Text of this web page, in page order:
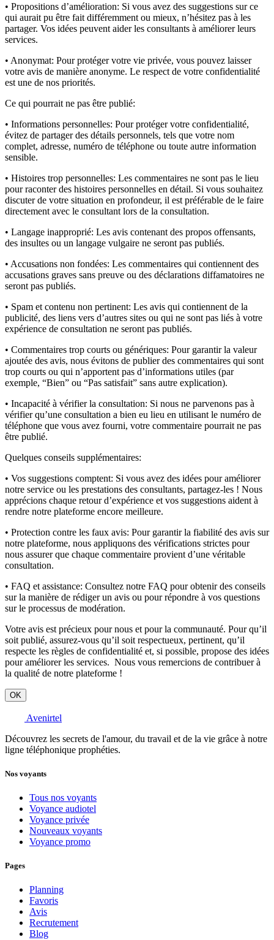
• Propositions d’amélioration: Si vous avez des suggestions sur ce
qui aurait pu être fait différemment ou mieux, n’hésitez pas à les
partager. Vos idées peuvent aider les consultants à améliorer leurs
services.
• Anonymat: Pour protéger votre vie privée, vous pouvez laisser
votre avis de manière anonyme. Le respect de votre confidentialité
est une de nos priorités.
Ce qui pourrait ne pas être publié:
• Informations personnelles: Pour protéger votre confidentialité,
évitez de partager des détails personnels, tels que votre nom
complet, adresse, numéro de téléphone ou toute autre information
sensible.
• Histoires trop personnelles: Les commentaires ne sont pas le lieu
pour raconter des histoires personnelles en détail. Si vous souhaitez
discuter de votre situation en profondeur, il est préférable de le faire
directement avec le consultant lors de la consultation.
• Langage inapproprié: Les avis contenant des propos offensants,
des insultes ou un langage vulgaire ne seront pas publiés.
• Accusations non fondées: Les commentaires qui contiennent des
accusations graves sans preuve ou des déclarations diffamatoires ne
seront pas publiés.
• Spam et contenu non pertinent: Les avis qui contiennent de la
publicité, des liens vers d’autres sites ou qui ne sont pas liés à votre
expérience de consultation ne seront pas publiés.
• Commentaires trop courts ou génériques: Pour garantir la valeur
ajoutée des avis, nous évitons de publier des commentaires qui sont
trop courts ou qui n’apportent pas d’informations utiles (par
exemple, “Bien” ou “Pas satisfait” sans autre explication).
• Incapacité à vérifier la consultation: Si nous ne parvenons pas à
vérifier qu’une consultation a bien eu lieu en utilisant le numéro de
téléphone que vous avez fourni, votre commentaire pourrait ne pas
être publié.
Quelques conseils supplémentaires:
• Vos suggestions comptent: Si vous avez des idées pour améliorer
notre service ou les prestations des consultants, partagez-les ! Nous
apprécions chaque retour d’expérience et vos suggestions aident à
rendre notre plateforme encore meilleure.
• Protection contre les faux avis: Pour garantir la fiabilité des avis sur
notre plateforme, nous appliquons des vérifications strictes pour
nous assurer que chaque commentaire provient d’une véritable
consultation.
• FAQ et assistance: Consultez notre FAQ pour obtenir des conseils
sur la manière de rédiger un avis ou pour répondre à vos questions
sur le processus de modération.
Votre avis est précieux pour nous et pour la communauté. Pour qu’il
soit publié, assurez-vous qu’il soit respectueux, pertinent, qu’il
respecte les règles de confidentialité et, si possible, propose des idées
pour améliorer les services. Nous vous remercions de contribuer à
la qualité de notre plateforme !
OK
Avenirtel
Découvrez les secrets de l'amour, du travail et de la vie grâce à notre
ligne téléphonique prophéties.
Nos voyants
Tous nos voyants
Voyance audiotel
Voyance privée
Nouveaux voyants
Voyance promo
Pages
Planning
Favoris
Avis
Recrutement
Blog